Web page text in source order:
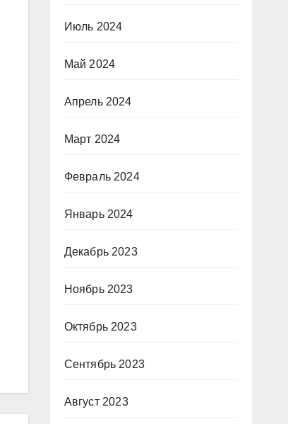
Июль 2024
Май 2024
Апрель 2024
Март 2024
Февраль 2024
Январь 2024
Декабрь 2023
Ноябрь 2023
Октябрь 2023
Сентябрь 2023
Август 2023